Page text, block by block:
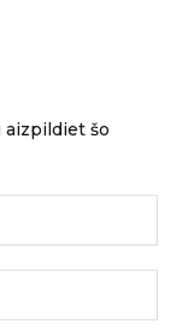
aizpildiet šo